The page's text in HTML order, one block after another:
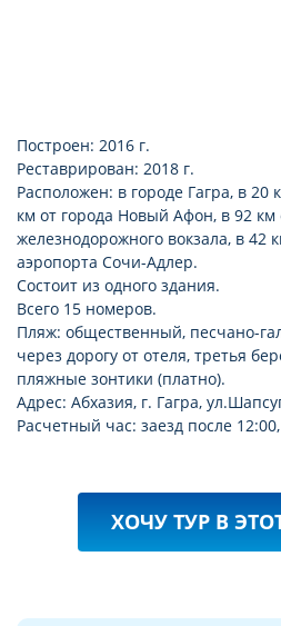
Построен: 2016 г.
Реставрирован: 2018 г.
Расположен: в городе Гагра, в 20
км от города Новый Афон, в 92 км
железнодорожного вокзала, в 42
аэропорта Сочи-Адлер.
Состоит из одного здания.
Всего 15 номеров.
Пляж: общественный, песчано-
через дорогу от отеля, третья
пляжные зонтики (платно).
Адрес: Абхазия, г. Гагра,
Расчетный час: заезд после
ХОЧУ ТУР В